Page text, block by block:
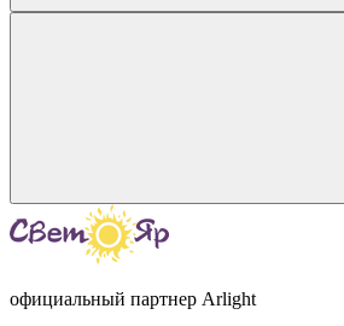
официальный партнер Arlight